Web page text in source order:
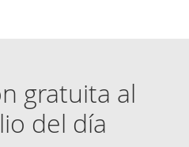
gratuita al
del día